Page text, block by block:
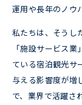
運用や長年のノウ
私たちは、そうし
「施設サービス
ている宿泊観光サ
与える影響度が増
で、業界で活躍さ